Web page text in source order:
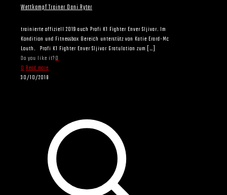
Wettkampf Trainer Dani Ryter
trainierte offiziell 2019 auch Profi K1 Fighter Enver Sljivar. Im
Kondition und Fitnessbox Bereich unterstütz von Katie Erard-Mc
Louth. Profi K1 Fighter Enver Sljivar Gratulation zum […]
Do you like it?0
0Read more
30/10/2018